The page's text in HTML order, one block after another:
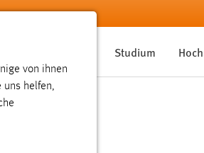
Studium
von ihnen
helfen,